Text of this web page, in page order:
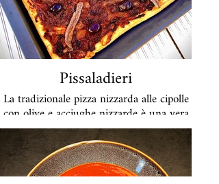
Pissaladieri
La tradizionale pizza nizzarda alle cipolle
con olive e acciughe nizzarde è una vera
rivelazione. È buono sia freddo che
tiepido fuori dal forno. Disponibili quasi
ad ogni angolo di strada a Nizza,
sfortunatamente non puoi trovarli da